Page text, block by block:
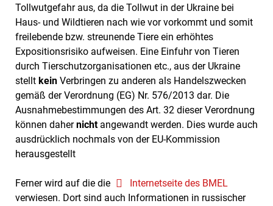
Tollwutgefahr aus, da die Tollwut in der Ukraine bei
Haus- und Wildtieren nach wie vor vorkommt und somit
freilebende bzw. streunende Tiere ein erhöhtes
Expositionsrisiko aufweisen. Eine Einfuhr von Tieren
durch Tierschutzorganisationen etc., aus der Ukraine
stellt kein Verbringen zu anderen als Handelszwecken
gemäß der Verordnung (EG) Nr. 576/2013 dar. Die
Ausnahmebestimmungen des Art. 32 dieser Verordnung
können dahernicht angewandt werden. Dies wurde auch
ausdrücklich nochmals von der EU-Kommission
herausgestellt
Ferner wird auf die die
Internetseite des BMEL
verwiesen. Dort sind auch Informationen in russischer